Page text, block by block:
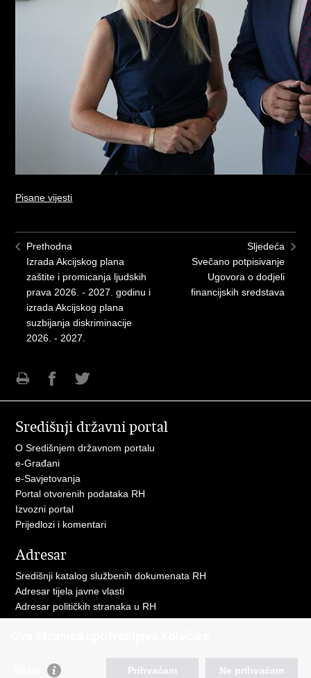
Pisane vijesti
Prethodna
Izrada Akcijskog plana
zaštite i promicanja ljudskih
prava 2026. - 2027. godinu i
izrada Akcijskog plana
suzbijanja diskriminacije
2026. - 2027.
Sljedeća
Svečano potpisivanje
Ugovora o dodjeli
financijskih sredstava
FacebookuTwitteru
Središnji državni portal
O Središnjem državnom portalu
e-Građani
e-Savjetovanja
Portal otvorenih podataka RH
Izvozni portal
Prijedlozi i komentari
Adresar
Središnji katalog službenih dokumenata RH
Adresar tijela javne vlasti
Adresar političkih stranaka u RH
Popis dužnosnika u RH
Prihvaćam Ne prihvaćam